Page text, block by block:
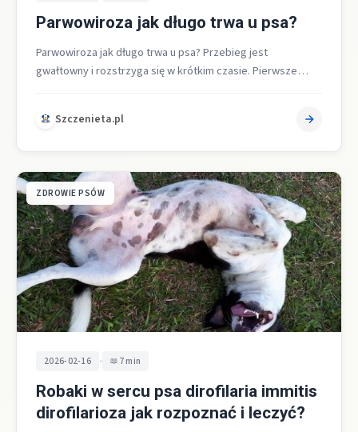
Parwowiroza jak długo trwa u psa?
Parwowiroza jak długo trwa u psa? Przebieg jest
gwałtowny i rozstrzyga się w krótkim czasie. Pierwsze
Szczenieta.pl
ZDROWIE PSÓW
2026-02-16 • 7 min
Robaki w sercu psa dirofilaria immitis
dirofilarioza jak rozpoznać i leczyć?